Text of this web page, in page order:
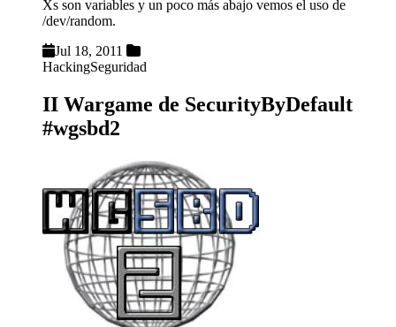
Xs son variables y un poco más abajo vemos el uso de
/dev/random.
Jul 18, 2011
HackingSeguridad
II Wargame de SecurityByDefault
#wgsbd2